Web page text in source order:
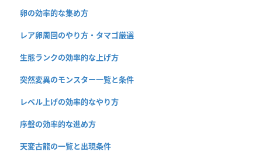
卵の効率的な集め方
レア卵周回のやり方・タマゴ厳選
生態ランクの効率的な上げ方
突然変異のモンスター一覧と条件
レベル上げの効率的なやり方
序盤の効率的な進め方
天変古龍の一覧と出現条件